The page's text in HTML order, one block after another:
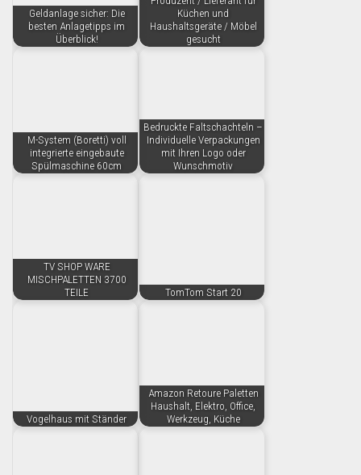
Geldanlage sicher: Die
besten Anlagetipps im
Überblick!
Küchen und
Haushaltsgeräte / Möbel
gesucht
M-System (Boretti) voll
integrierte eingebaute
Spülmaschine 60cm
Bedruckte Faltschachteln –
Individuelle Verpackungen
mit Ihren Logo oder
Wunschmotiv
TV SHOP WARE
MISCHPALETTEN 3700
TEILE
TomTom Start 20
Vogelhaus mit Ständer
Amazon Retoure Paletten
Haushalt, Elektro, Office,
Werkzeug, Küche